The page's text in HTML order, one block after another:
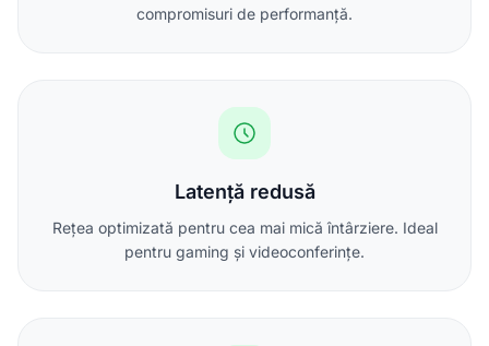
compromisuri de performanță.
Latență redusă
Rețea optimizată pentru cea mai mică întârziere. Ideal
pentru gaming și videoconferințe.